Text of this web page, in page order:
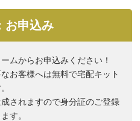
お申込み
ムからお申込みください！
お客様へは無料で宅配キット
されますので身分証のご登録
す。